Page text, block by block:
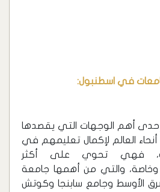
في اسطنبول:
أهم الوجهات التي يقصدها
العالم لإكمال تعليمهم في
فهي تحوي على أكثر
والتي من أهمها جامعة
الأوسط وجامع سابنجا وكوتش